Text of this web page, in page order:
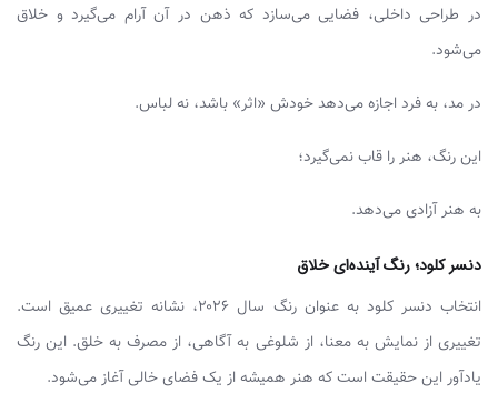
در طراحی داخلی، فضایی می‌سازد که ذهن در آن آرام می‌گیرد و خلاق
می‌شود.
در مد، به فرد اجازه می‌دهد خودش «اثر» باشد، نه لباس.
این رنگ، هنر را قاب نمی‌گیرد؛
به هنر آزادی می‌دهد.
دنسر کلود؛ رنگ آینده‌ای خلاق
انتخاب دنسر کلود به عنوان رنگ سال ۲۰۲۶، نشانه تغییری عمیق است.
تغییری از نمایش به معنا، از شلوغی به آگاهی، از مصرف به خلق. این رنگ
یادآور این حقیقت است که هنر همیشه از یک فضای خالی آغاز می‌شود.